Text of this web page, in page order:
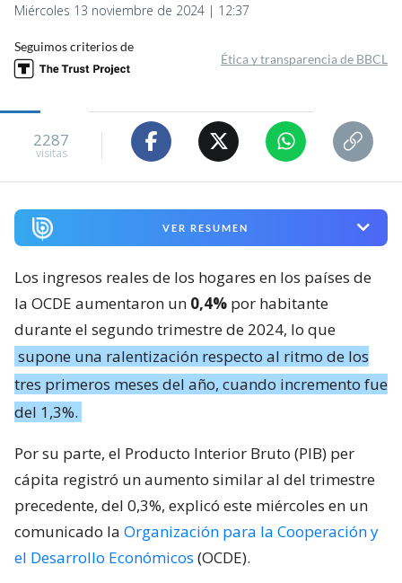
Miércoles 13 noviembre de 2024 | 12:37
Seguimos criterios de
Ética y transparencia de BBCL
2287
visitas
VER RESUMEN
Los ingresos reales de los hogares en los países de
la OCDE aumentaron un 0,4% por habitante
durante el segundo trimestre de 2024, lo que
supone una ralentización respecto al ritmo de los
tres primeros meses del año, cuando incremento fue
del 1,3%.
Por su parte, el Producto Interior Bruto (PIB) per
cápita registró un aumento similar al del trimestre
precedente, del 0,3%, explicó este miércoles en un
comunicado la Organización para la Cooperación y
el Desarrollo Económicos (OCDE).